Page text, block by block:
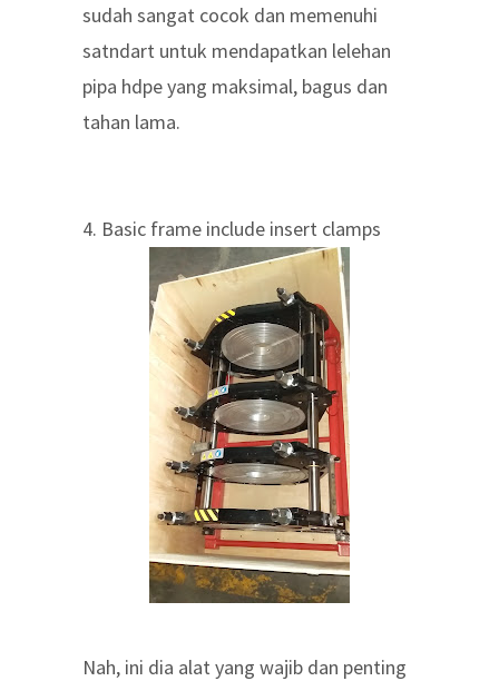
sudah sangat cocok dan memenuhi
satndart untuk mendapatkan lelehan
pipa hdpe yang maksimal, bagus dan
tahan lama.
4. Basic frame include insert clamps
Nah, ini dia alat yang wajib dan penting